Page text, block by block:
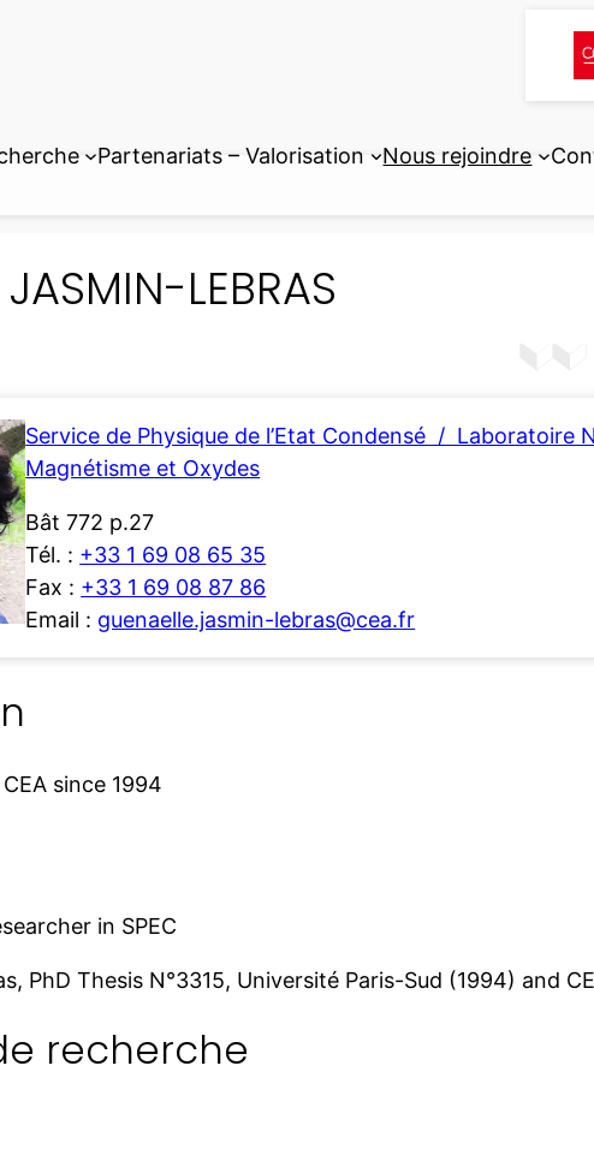
Partenariats – Valorisation Nous rejoindre
LEBRAS
Service de Physique de l’Etat Condensé / Laboratoire
Magnétisme et Oxydes
Bât 772 p.27
Tél. : +33 1 69 08 65 35
Fax : +33 1 69 08 87 86
Email : guenaelle.jasmin-lebras@cea.fr
since 1994
in SPEC
PhD Thesis N°3315, Université Paris-Sud (1994) and
recherche